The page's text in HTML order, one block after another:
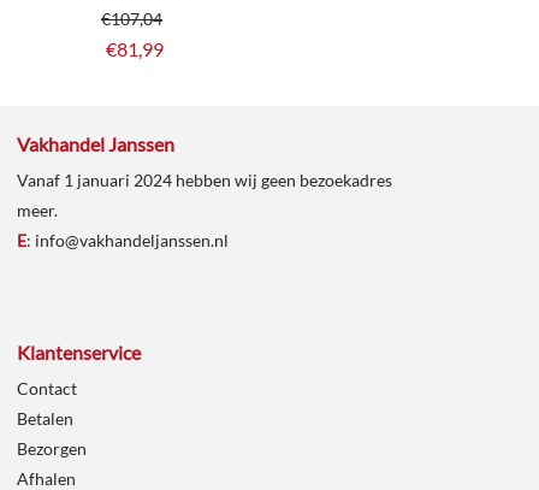
€107,04
€81,99
Vakhandel Janssen
Vanaf 1 januari 2024 hebben wij geen bezoekadres
meer.
E: info@vakhandeljanssen.nl
Klantenservice
Contact
Betalen
Bezorgen
Afhalen